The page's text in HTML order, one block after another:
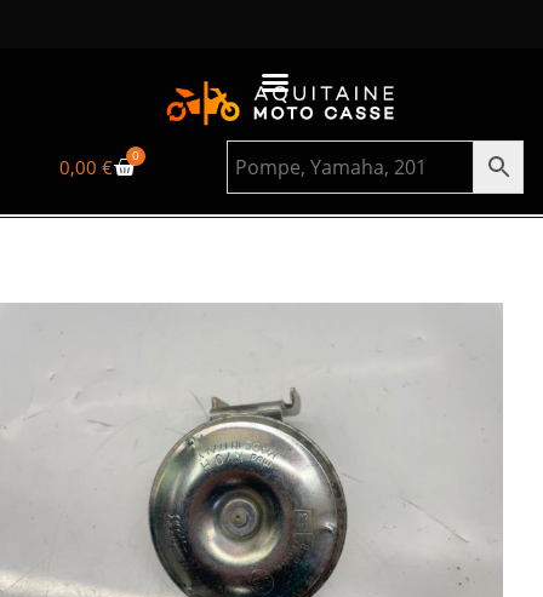
0,00€ 0